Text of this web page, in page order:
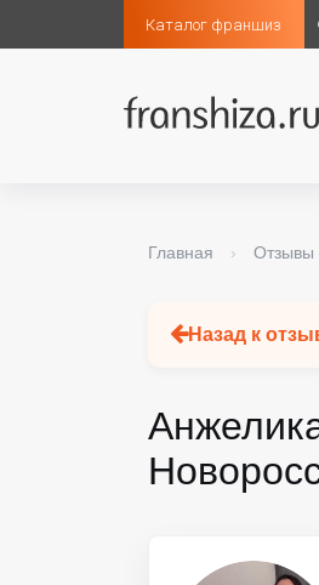
Каталог франшиз
Главная › Отзывы
Назад к